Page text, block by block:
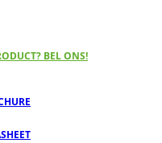
BEL ONS!